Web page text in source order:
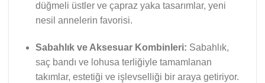
düğmeli üstler ve çapraz yaka tasarımlar, yeni
nesil annelerin favorisi.
Sabahlık ve Aksesuar Kombinleri: Sabahlık,
saç bandı ve lohusa terliğiyle tamamlanan
takımlar, estetiği ve işlevselliği bir araya getiriyor.